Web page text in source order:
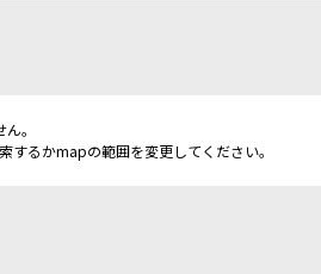
。
するかmapの範囲を変更してください。